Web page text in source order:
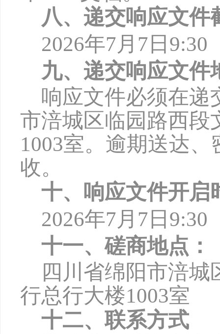
八、递交响应文件
2026年7月 7 日 9:30
九、递交响应文件
响应文件必须在递
市涪城区临园路西段
1003室。逾期送达、
收。
十、响应文件开启
2026年7月 7 日 9:30
十一、磋商地点：
四川省绵阳市涪
行总行大楼1003室
十二、联系方式